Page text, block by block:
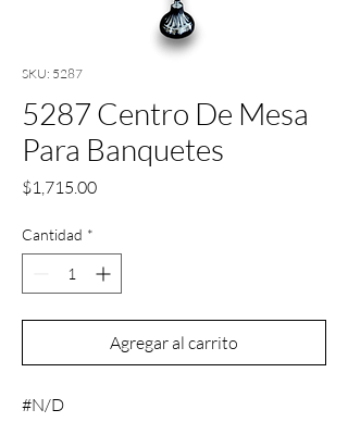
SKU: 5287
5287 Centro De Mesa
Para Banquetes
$1,715.00Precio
Cantidad *
Agregar al carrito
#N/D